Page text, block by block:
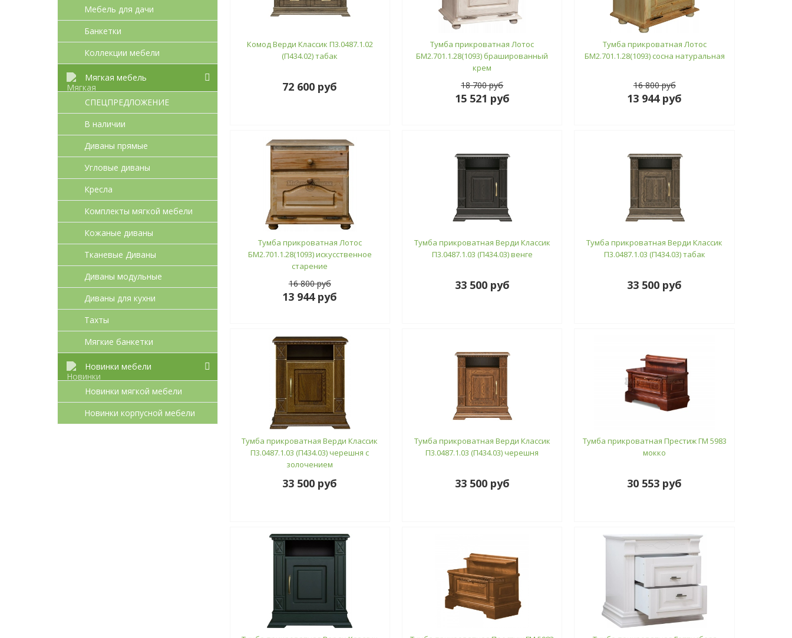
Мебель для дачи
Банкетки
Коллекции мебели
Мягкая мебель
СПЕЦПРЕДЛОЖЕНИЕ
В наличии
Диваны прямые
Угловые диваны
Кресла
Комплекты мягкой мебели
Кожаные диваны
Тканевые Диваны
Диваны модульные
Диваны для кухни
Тахты
Мягкие банкетки
Новинки мебели
Новинки мягкой мебели
Новинки корпусной мебели
Комод Верди Классик П3.0487.1.02
(П434.02) табак
72 600 руб
Тумба прикроватная Лотос
БМ2.701.1.28(1093) брашированный
крем
18 700 руб
15 521 руб
Тумба прикроватная Лотос
БМ2.701.1.28(1093) сосна натуральная
16 800 руб
13 944 руб
Тумба прикроватная Лотос
БМ2.701.1.28(1093) искусственное
старение
16 800 руб
13 944 руб
Тумба прикроватная Верди Классик
П3.0487.1.03 (П434.03) венге
33 500 руб
Тумба прикроватная Верди Классик
П3.0487.1.03 (П434.03) табак
33 500 руб
Тумба прикроватная Верди Классик
П3.0487.1.03 (П434.03) черешня с
золочением
33 500 руб
Тумба прикроватная Верди Классик
П3.0487.1.03 (П434.03) черешня
33 500 руб
Тумба прикроватная Престиж ГМ 5983
мокко
30 553 руб